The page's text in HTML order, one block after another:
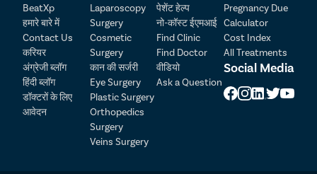
BeatXp
हमारे बारे में
Contact Us
करियर
अंग्रेजी ब्लॉग
हिंदी ब्लॉग
डॉक्टरों के लिए
आवेदन
Laparoscopy
Surgery
Cosmetic
Surgery
कान की सर्जरी
Eye Surgery
Plastic Surgery
Orthopedics
Surgery
Veins Surgery
पेशेंट हेल्प
नो-कॉस्ट ईएमआई
Find Clinic
Find Doctor
वीडियो
Ask a Question
Pregnancy Due
Calculator
Cost Index
All Treatments
Social Media
Patient Detail
नाम लिखें
OTP